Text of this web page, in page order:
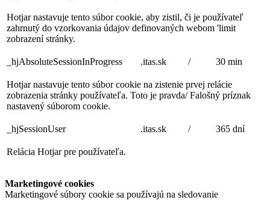
Hotjar nastavuje tento súbor cookie, aby zistil, či je používateľ
zahrnutý do vzorkovania údajov definovaných webom 'limit
zobrazení stránky.
_hjAbsoluteSessionInProgress .itas.sk / 30 min
Hotjar nastavuje tento súbor cookie na zistenie prvej relácie
zobrazenia stránky používateľa. Toto je pravda/ Falošný príznak
nastavený súborom cookie.
_hjSessionUser .itas.sk / 365 dní
Relácia Hotjar pre používateľa.
Marketingové cookies
Marketingové súbory cookie sa používajú na sledovanie